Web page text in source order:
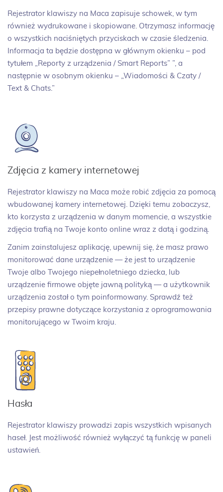
Rejestrator klawiszy na Maca zapisuje schowek, w tym
również wydrukowane i skopiowane. Otrzymasz informację
o wszystkich naciśniętych przyciskach w czasie śledzenia.
Informacja ta będzie dostępna w głównym okienku – pod
tytułem „Reporty z urządzenia / Smart Reports” ”, a
następnie w osobnym okienku – „Wiadomości & Czaty /
Text & Chats.”
Zdjęcia z kamery internetowej
Rejestrator klawiszy na Maca może robić zdjęcia za pomocą
wbudowanej kamery internetowej. Dzięki temu zobaczysz,
kto korzysta z urządzenia w danym momencie, a wszystkie
zdjęcia trafią na Twoje konto online wraz z datą i godziną.
Zanim zainstalujesz aplikację, upewnij się, że masz prawo
monitorować dane urządzenie — że jest to urządzenie
Twoje albo Twojego niepełnoletniego dziecka, lub
urządzenie firmowe objęte jawną polityką — a użytkownik
urządzenia został o tym poinformowany. Sprawdź też
przepisy prawne dotyczące korzystania z oprogramowania
monitorującego w Twoim kraju.
Hasła
Rejestrator klawiszy prowadzi zapis wszystkich wpisanych
haseł. Jest możliwość również wyłączyć tą funkcję w paneli
ustawień.